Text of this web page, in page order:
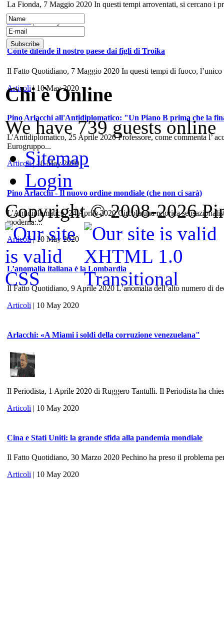
La Fionda, 7 Maggio 2020 In questi tempi arroventati, si cercano i
Articoli
Conte difende il nostro paese dai figli di Troika
Il Fatto Quotidiano, 7 Maggio 2020 In questi tempi di fuoco,
Articoli| 10 May 2020
Pino Arlacchi all'Antidiplomatico: "Un Piano B prima che la
L'Antidiplomatico, 25 Aprile 2020 Professore, come commenta l’
Eurogruppo...
Articoli| 10 May 2020
Pino Arlacchi - Il nuovo ordine mondiale (che non ci sarà)
L'Antidiplomatico, 24 Aprile 2020 Circola una retorica
moderna:...
Articoli| 10 May 2020
L’anomalia italiana è la Lombardia
Il Fatto Quotidiano, 9 Aprile 2020 L’anomalia dell’alto numero di
Articoli | 10 May 2020
Arlacchi: «A Miami i soldi della corruzione venezuelana"
Il Periodista, 1 Aprile 2020 di Ruggero Tantulli. Il Periodista ha
Articoli | 10 May 2020
Cina e Stati Uniti: la grande sfida alla pandemia mondiale
Il Fatto Quotidiano, 30 Marzo 2020 Pechino ha preso il problema
Articoli | 10 May 2020
Chi è Online
We have 739 guests online
Sitemap
Login
Copyright © 2008-2026